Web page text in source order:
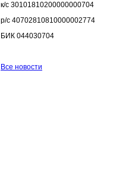
к/с 30101810200000000704
р/с 40702810810000002774
БИК 044030704
Все новости